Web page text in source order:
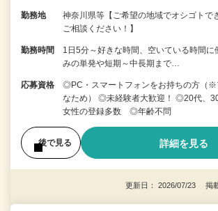
勤務地
神奈川県等【ご希望の地域でオシゴト
ご相談ください！】
勤務時間
1日5分～好きな時間、空いている時間
みの単発や短期～中長期まで…
応募資格
◎PC・スマートフォンをお持ちの方（※
なため） ◎未経験者大歓迎！ ◎20代、
女性の登録多数 ◎年齢不問
後で見る 詳細を見る
更新日： 2026/07/23 掲